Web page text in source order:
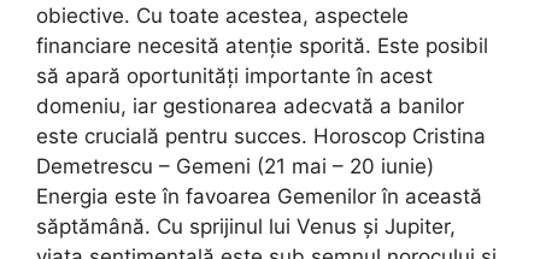
obiective. Cu toate acestea, aspectele
financiare necesită atenție sporită. Este posibil
să apară oportunități importante în acest
domeniu, iar gestionarea adecvată a banilor
este crucială pentru succes. Horoscop Cristina
Demetrescu – Gemeni (21 mai – 20 iunie)
Energia este în favoarea Gemenilor în această
săptămână. Cu sprijinul lui Venus și Jupiter,